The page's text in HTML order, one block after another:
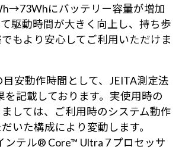
にバッテリー容量が増加
駆動時間が大きく向上し、持ち歩
もより安心してご利用いただけま
安動作時間として、JEITA測定法
を記載しております。実使用時の
しては、ご利用時のシステム動作
いた構成により変動します。
ンテル® Core™ Ultra 7 プロセッサ